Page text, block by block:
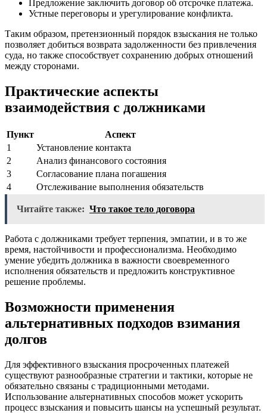
Предложение заключить договор об отсрочке платежа.
Устные переговоры и урегулирование конфликта.
Таким образом, претензионный порядок взыскания не только
позволяет добиться возврата задолженности без привлечения
суда, но также способствует сохранению добрых отношений
между сторонами.
Практические аспекты
взаимодействия с должниками
Пункт
Аспект
1
Установление контакта
2
Анализ финансового состояния
3
Согласование плана погашения
4
Отслеживание выполнения обязательств
Читайте также: Что такое тело договора
Работа с должниками требует терпения, эмпатии, и в то же
время, настойчивости и профессионализма. Необходимо
умение убедить должника в важности своевременного
исполнения обязательств и предложить конструктивное
решение проблемы.
Возможности применения
альтернативных подходов взимания
долгов
Для эффективного взыскания просроченных платежей
существуют разнообразные стратегии и тактики, которые не
обязательно связаны с традиционными методами.
Использование альтернативных способов может ускорить
процесс взыскания и повысить шансы на успешный результат.